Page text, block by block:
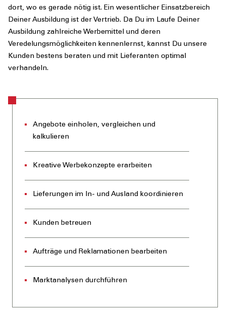
dort, wo es gerade nötig ist. Ein wesentlicher Einsatzbereich
Deiner Ausbildung ist der Vertrieb. Da Du im Laufe Deiner
Ausbildung zahlreiche Werbemittel und deren
Veredelungsmöglichkeiten kennenlernst, kannst Du unsere
Kunden bestens beraten und mit Lieferanten optimal
verhandeln.
Angebote einholen, vergleichen und
kalkulieren
Kreative Werbekonzepte erarbeiten
Lieferungen im In- und Ausland koordinieren
Kunden betreuen
Aufträge und Reklamationen bearbeiten
Marktanalysen durchführen